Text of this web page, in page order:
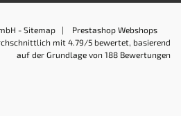
- Sitemap | Prestashop Webshops
mit 4.79 /5 bewertet, basierend
auf der Grundlage von 188 Bewertungen